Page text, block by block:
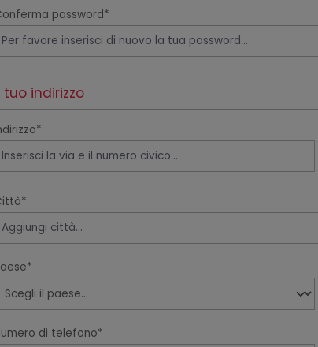
password*
tuo indirizzo
di telefono*